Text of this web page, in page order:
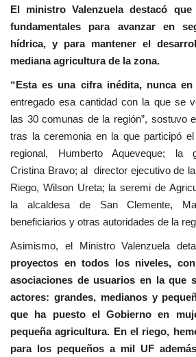
El ministro Valenzuela destacó
fundamentales para avanzar en
hídrica, y para mantener el
mediana agricultura de la zona.
“Esta es una cifra inédita, nunca
entregado esa cantidad con la que se
las 30 comunas de la región”, sostuvo
tras la ceremonia en la que participó el
regional, Humberto Aqueveque; la
Cristina Bravo; al director ejecutivo de
Riego, Wilson Ureta; la seremi de
la alcaldesa de San Clemente,
beneficiarios y otras autoridades de la
Asimismo, el Ministro Valenzuela
proyectos en todos los niveles,
asociaciones de usuarios en la que
actores: grandes, medianos y
que ha puesto el Gobierno en
pequeña agricultura. En el riego,
para los pequeños a mil UF